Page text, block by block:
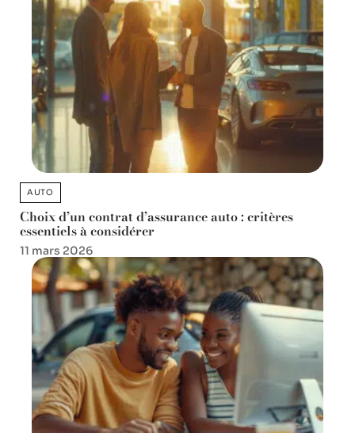
AUTO
Choix d’un contrat d’assurance auto : critères
essentiels à considérer
11 mars 2026